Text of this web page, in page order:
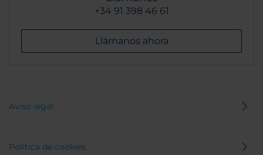
+34 91 398 46 61
Llámanos ahora
Aviso legal
Política de cookies